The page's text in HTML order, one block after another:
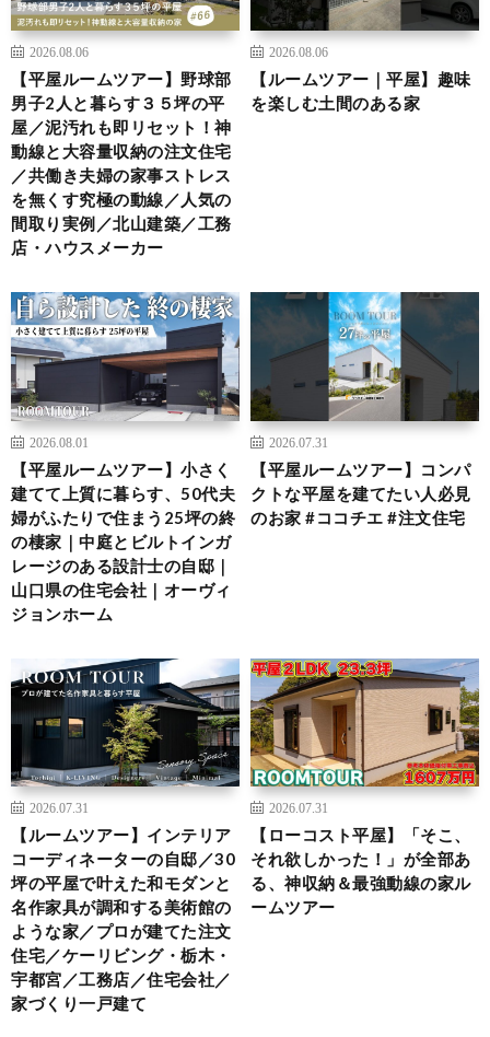
2026.08.06
【平屋ルームツアー】野球部
男子2人と暮らす３５坪の平
屋／泥汚れも即リセット！神
動線と大容量収納の注文住宅
／共働き夫婦の家事ストレス
を無くす究極の動線／人気の
間取り実例／北山建築／工務
店・ハウスメーカー
2026.08.06
【ルームツアー｜平屋】趣味
を楽しむ土間のある家
2026.08.01
【平屋ルームツアー】小さく
建てて上質に暮らす、50代夫
婦がふたりで住まう25坪の終
の棲家｜中庭とビルトインガ
レージのある設計士の自邸｜
山口県の住宅会社｜オーヴィ
ジョンホーム
2026.07.31
【平屋ルームツアー】コンパ
クトな平屋を建てたい人必見
のお家 #ココチエ #注文住宅
2026.07.31
【ルームツアー】インテリア
コーディネーターの自邸／30
坪の平屋で叶えた和モダンと
名作家具が調和する美術館の
ような家／プロが建てた注文
住宅／ケーリビング・栃木・
宇都宮／工務店／住宅会社／
家づくり一戸建て
2026.07.31
【ローコスト平屋】「そこ、
それ欲しかった！」が全部あ
る、神収納＆最強動線の家ル
ームツアー